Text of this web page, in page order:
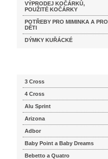
VÝPRODEJ KOČÁRKŮ,
POUŽITÉ KOČÁRKY
POTŘEBY PRO MIMINKA A PRO
DĚTI
DÝMKY KUŘÁCKÉ
3 Cross
4 Cross
Alu Sprint
Arizona
Adbor
Baby Point a Baby Dreams
Bebetto a Quatro